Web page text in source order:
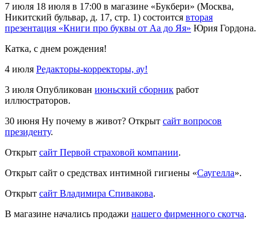
7 июля 18 июля в 17:00 в магазине «Букбери» (Москва,
Никитский бульвар, д. 17, стр. 1) состоится вторая
презентация «Книги про буквы от Аа до Яя» Юрия Гордона.
Катка, с днем рождения!
4 июля Редакторы-корректоры, ау!
3 июля Опубликован июньский сборник работ
иллюстраторов.
30 июня Ну почему в живот? Открыт сайт вопросов
президенту.
Открыт сайт Первой страховой компании.
Открыт сайт о средствах интимной гигиены «Саугелла».
Открыт сайт Владимира Спивакова.
В магазине начались продажи нашего фирменного скотча.